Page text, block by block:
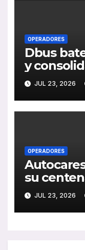
OPERADORES
Dbus
y
Sebastián
JUL 23, 2026
OPERADORES
su
historia,
JUL 23, 2026